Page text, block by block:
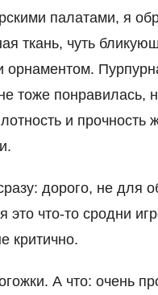
палатами, я
ткань, чуть
орнаментом.
тоже понравилась,
и прочность
дорого, не для
это что-то сродни
критично.
А что: очень